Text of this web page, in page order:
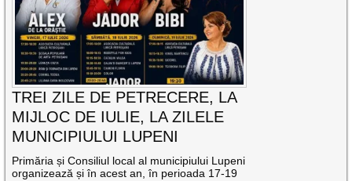
TREI ZILE DE PETRECERE, LA
MIJLOC DE IULIE, LA ZILELE
MUNICIPIULUI LUPENI
Primăria și Consiliul local al municipiului Lupeni
organizează și în acest an, în perioada 17-19